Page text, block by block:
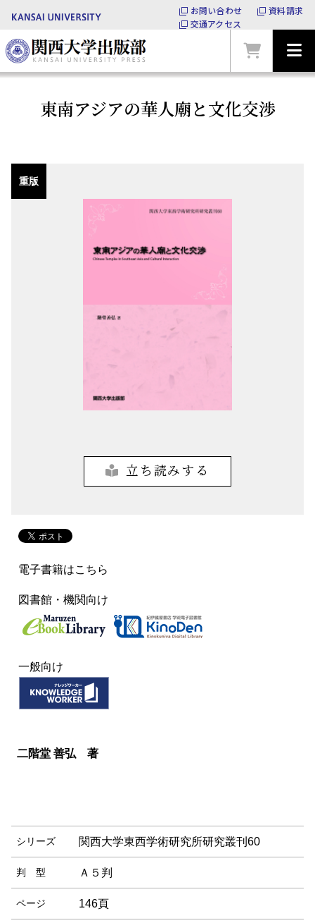
お問い合わせ
資料請求
交通アクセス
東南アジアの華人廟と文化交渉
重版
立ち読みする
電子書籍はこちら
図書館・機関向け
一般向け
二階堂 善弘 著
シリーズ 関西大学東西学術研究所研究叢刊60
判 型 Ａ５判
ページ 146頁